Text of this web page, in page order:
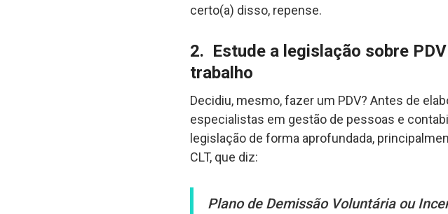
certo(a) disso, repense.
2. Estude a legislação sobre
trabalho
Decidiu, mesmo, fazer um PDV? Antes de
especialistas em gestão de pessoas e
legislação de forma aprofundada,
CLT, que diz:
Plano de Demissão Voluntária ou